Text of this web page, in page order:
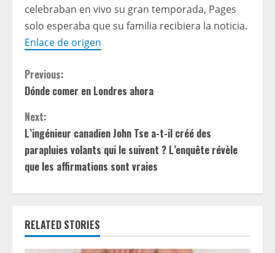
celebraban en vivo su gran temporada, Pages
solo esperaba que su familia recibiera la noticia.
Enlace de origen
C
o
n
t
i
u
Previous:
Dónde comer en Londres ahora
Next:
L’ingénieur canadien John Tse a-t-il créé des
parapluies volants qui le suivent ? L’enquête révèle
que les affirmations sont vraies
RELATED STORIES